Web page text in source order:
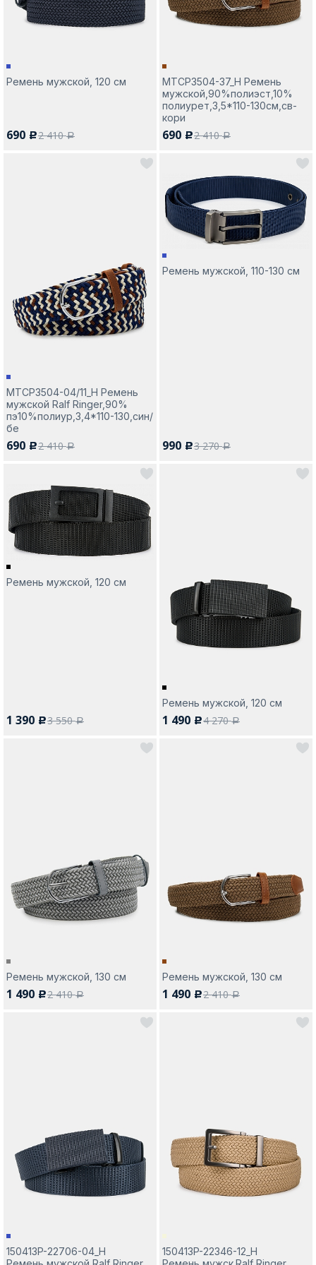
Ремень мужской, 120 см
690 c2 410a
MTCP3504-37_Н Ремень
мужской,90%полиэст,10%
полиурет,3,5*110-130см,св-
кори
690 c2 410a
MTCP3504-04/11_Н Ремень
мужской Ralf Ringer,90%
пэ10%полиур,3,4*110-130,син/
бе
690 c2 410a
Ремень мужской, 110-130 см
990 c3 270a
Ремень мужской, 120 см
1 390 c3 550a
Ремень мужской, 120 см
1 490 c4 270a
Ремень мужской, 130 см
1 490 c2 410a
Ремень мужской, 130 см
1 490 c2 410a
150413P-22706-04_Н
150413P-22346-12_Н